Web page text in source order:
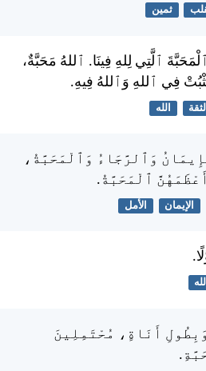
ثمين
ٱلَّتِي لِلهِ فِينَا. ٱللهُ مَحَبَّةٌ،
فِي ٱللهِ وَٱللهُ فِيهِ.
الثقة الله
وَٱلرَّجَاءُ وَٱلْمَحَبَّةُ،
ٱلْمَحَبَّةُ.
الإيمان الأمل
الله
أَنَاةٍ، مُحْتَمِلِينَ